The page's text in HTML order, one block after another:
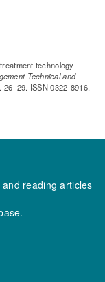
technology
Technical and
ISSN 0322-8916.
reading articles